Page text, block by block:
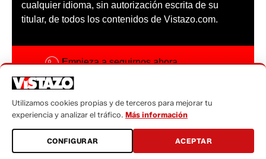
cualquier idioma, sin autorización escrita de su
titular, de todos los contenidos de Vistazo.com.
Empieza a seguirnos ahora
Código ética
Sugerencias a:
sugerencias@vistazo.com
Utilizamos cookies propias y de terceros para mejorar tu
experiencia y analizar el tráfico. Más información
CONFIGURAR ACEPTAR